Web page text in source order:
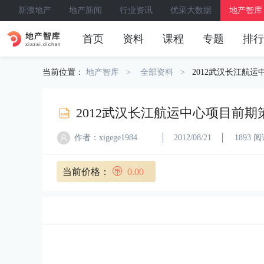
新浪地产 地产新闻 行业资讯 优采大数据 地产智库
首页 资料 课程 专题 排
当前位置： 地产智库 全部资料 2012武汉长江航运
2012武汉长江航运中心项目前期
作者：xigege1984 2012/08/21 1893 阅
当前价格： 0.00